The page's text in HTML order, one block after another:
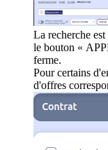
La recherche
le bouton «
ferme.
Pour certains
d'offres